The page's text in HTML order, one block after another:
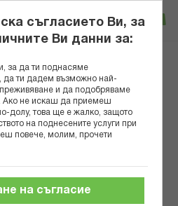
Вход
ЛИЦЕ 50МЛ
съгласието Ви, за
Ви данни за:
за да ти поднасяме
да ти дадем възможно най-
и да подобряваме
Ако не искаш да приемеш
долу, това ще е жалко, защото
на поднесените услуги при
повече, молим, прочети
на съгласие